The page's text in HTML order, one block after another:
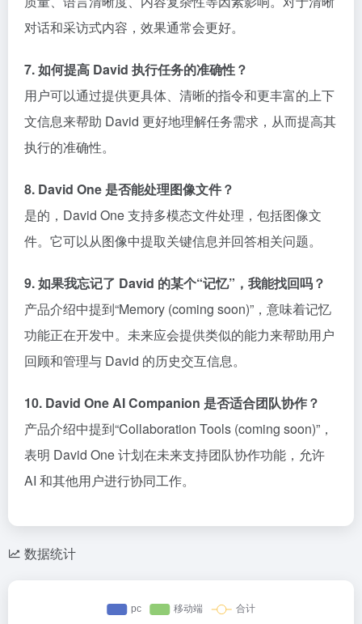
对话和采访式内容，效果通常会更好。
7. 如何提高 David 执行任务的准确性？
用户可以通过提供更具体、清晰的指令和更丰富的上下
文信息来帮助 David 更好地理解任务需求，从而提高其
执行的准确性。
8. David One 是否能处理图像文件？
是的，David One 支持多模态文件处理，包括图像文
件。它可以从图像中提取关键信息并回答相关问题。
9. 如果我忘记了 David 的某个“记忆”，我能找回吗？
产品介绍中提到“Memory (coming soon)”，意味着记忆
功能正在开发中。未来应会提供类似的能力来帮助用户
回顾和管理与 David 的历史交互信息。
10. David One AI Companion 是否适合团队协作？
产品介绍中提到“Collaboration Tools (coming soon)”，
表明 David One 计划在未来支持团队协作功能，允许
AI 和其他用户进行协同工作。
数据统计